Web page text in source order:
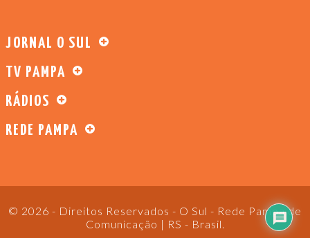
JORNAL O SUL
TV PAMPA
RÁDIOS
REDE PAMPA
© 2026 - Direitos Reservados - O Sul - Rede Pampa de
Comunicação | RS - Brasil.